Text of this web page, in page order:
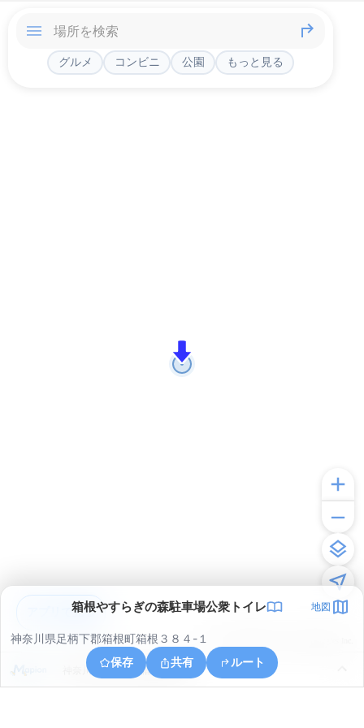
グルメ コンビニ 公園 もっと見る
箱根やすらぎの森駐車場公衆トイレ 地図
神奈川県足柄下郡箱根町箱根３８４-１
保存
共有 ルート
神奈川県足柄下郡箱根町箱根
アプリで見る